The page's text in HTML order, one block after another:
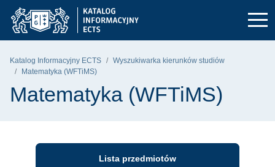
Przejdź do głównego menu
Przejdź do nawigacji
Przejdź do treści
Politechnika Gdańska - strona główna
Katalog Informacyjny ECTS
Wyszukiwarka kierunków studiów
Matematyka (WFTiMS)
Matematyka (WFTiMS)
Lista przedmiotów